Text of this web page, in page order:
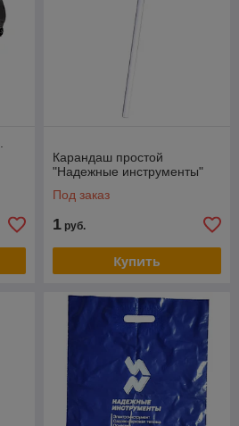
Карандаш простой
"Надежные инструменты"
Под заказ
1 руб.
Купить